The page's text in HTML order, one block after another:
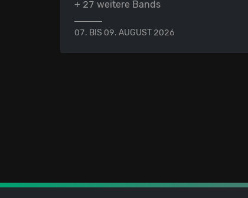
+ 27 weitere Bands
07. BIS 09. AUGUST 2026